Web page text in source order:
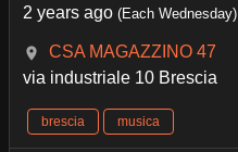
2 years ago (Each Wednesday)
CSA MAGAZZINO 47
via industriale 10 Brescia
brescia musica